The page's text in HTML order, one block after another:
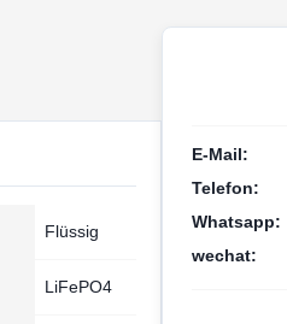
Flüssig
LiFePO4
E-Mail:
Telefon:
Whatsapp:
wechat: